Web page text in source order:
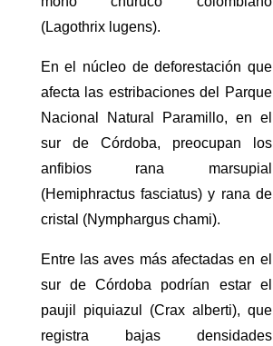
(Lagothrix lugens).
En el núcleo de deforestación que
afecta las estribaciones del Parque
Nacional Natural Paramillo, en el
sur de Córdoba, preocupan los
anfibios rana marsupial
(Hemiphractus fasciatus) y rana de
cristal (Nymphargus chami).
Entre las aves más afectadas en el
sur de Córdoba podrían estar el
paujil piquiazul (Crax alberti), que
registra bajas densidades